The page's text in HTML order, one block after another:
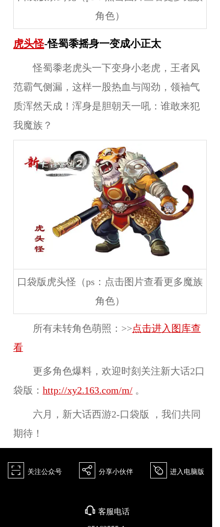
角色）
虎头怪-怪蜀黍摇身一变成小正太
怪蜀黍老虎头一下变身小老虎，王者风
范霸气侧漏，这样一股热血与闯劲，领袖气
质浑然天成！浑身是胆朝天一吼：谁敢来犯
我魔族？
口袋版虎头怪（ps：点击图片查看更多魔族
角色）
所有未转角色萌照：>>点击进入图库查
看
更多角色爆料，欢迎时刻关注新大话2口
袋版： http://xy2.163.com/m/。
六月，新大话西游2-口袋版 ，我们共同
期待！
򰀁 关注公众号 򰀂 分享小伙伴 򰀄 进入电脑版
򰀃 客服电话